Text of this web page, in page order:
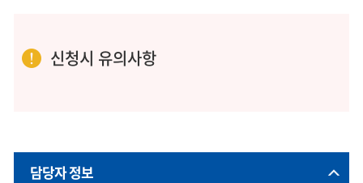
신청시 유의사항
담당자 정보